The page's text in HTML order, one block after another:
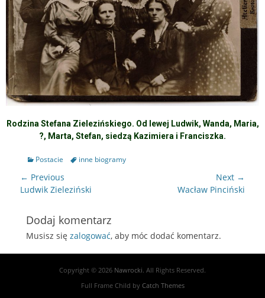
Rodzina Stefana Zielezińskiego. Od lewej Ludwik, Wanda, Maria,
?, Marta, Stefan, siedzą Kazimiera i Franciszka.
Postacie inne biogramy
← Previous
Ludwik Zieleziński
Next →
Wacław Pinciński
Dodaj komentarz
Musisz się zalogować, aby móc dodać komentarz.
Copyright © 2026 Nawrocki. All Rights Reserved.
Full Frame Child by Catch Themes